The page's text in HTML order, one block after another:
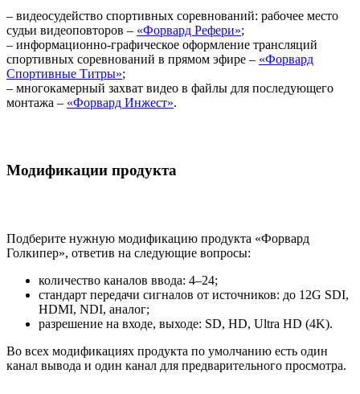
– видеосудейство спортивных соревнований: рабочее место
судьи видеоповторов – «Форвард Рефери»;
– информационно-графическое оформление трансляций
спортивных соревнований в прямом эфире – «Форвард
Спортивные Титры»;
– многокамерный захват видео в файлы для последующего
монтажа – «Форвард Инжест».
Модификации продукта
Подберите нужную модификацию продукта «Форвард
Голкипер», ответив на следующие вопросы:
количество каналов ввода: 4–24;
стандарт передачи сигналов от источников: до 12G SDI,
HDMI, NDI, аналог;
разрешение на входе, выходе: SD, HD, Ultra HD (4K).
Во всех модификациях продукта по умолчанию есть один
канал вывода и один канал для предварительного просмотра.